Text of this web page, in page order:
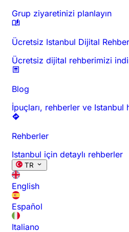
Grup ziyaretinizi planlayın
Ücretsiz Istanbul Dijital
Ücretsiz dijital rehberimizi
Blog
İpuçları, rehberler ve Istanbul
Rehberler
Istanbul için detaylı rehberler
TR
English
Español
Italiano